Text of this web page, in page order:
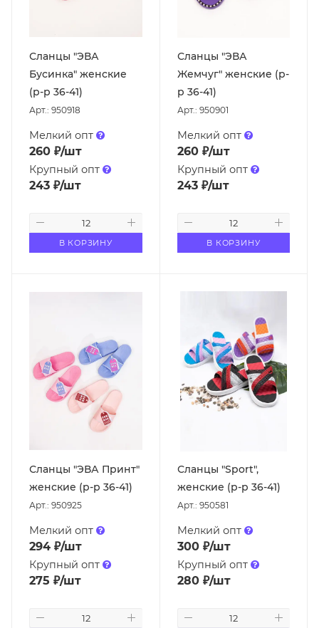
Сланцы "ЭВА
Бусинка" женские
(р-р 36-41)
Арт.: 950918
Мелкий опт
260 ₽/шт
Крупный опт
243 ₽/шт
В КОРЗИНУ
Сланцы "ЭВА
Жемчуг" женские (р-
р 36-41)
Арт.: 950901
Мелкий опт
260₽/шт
Крупный опт
243₽/шт
В КОРЗИНУ
Сланцы "ЭВА Принт"
женские (р-р 36-41)
Арт.: 950925
Мелкий опт
294 ₽/шт
Крупный опт
275 ₽/шт
Сланцы "Sport",
женские (р-р 36-41)
Арт.: 950581
Мелкий опт
300₽/шт
Крупный опт
280₽/шт